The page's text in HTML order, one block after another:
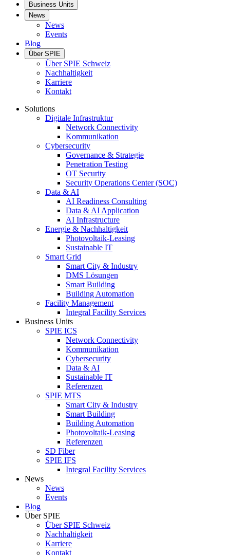
Business Units
News
News
Events
Blog
Über SPIE
Über SPIE Schweiz
Nachhaltigkeit
Karriere
Kontakt
Solutions
Digitale Infrastruktur
Network Connectivity
Kommunikation
Cybersecurity
Governance & Strategie
Penetration Testing
OT Security
Security Operations Center (SOC)
Data & AI
AI Readiness Consulting
Data & AI Application
AI Infrastructure
Energie & Nachhaltigkeit
Photovoltaik-Leasing
Sustainable IT
Smart Grid
Smart City & Industry
DMS Lösungen
Smart Building
Building Automation
Facility Management
Integral Facility Services
Business Units
SPIE ICS
Network Connectivity
Kommunikation
Cybersecurity
Data & AI
Sustainable IT
Referenzen
SPIE MTS
Smart City & Industry
Smart Building
Building Automation
Photovoltaik-Leasing
Referenzen
SD Fiber
SPIE IFS
Integral Facility Services
News
News
Events
Blog
Über SPIE
Über SPIE Schweiz
Nachhaltigkeit
Karriere
Kontakt